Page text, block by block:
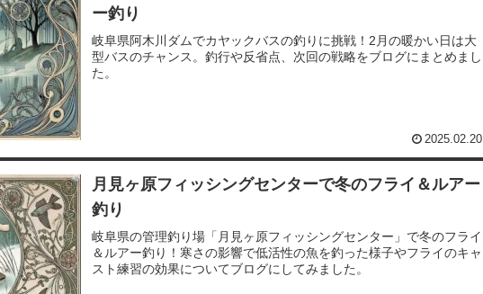
ー釣り
岐阜県阿木川ダムでカヤックバスの釣りに挑戦！2月の暖かい日は大
型バスのチャンス。釣行や反省点、次回の戦略をブログにまとめまし
た。
2025.02.20
月見ヶ原フィッシングセンターで冬のフライ＆ルアー
釣り
岐阜県の管理釣り場「月見ヶ原フィッシングセンター」で冬のフライ
＆ルアー釣り！寒さの影響で低活性の魚を釣った様子やフライのキャ
スト練習の効果についてブログにしてみました。